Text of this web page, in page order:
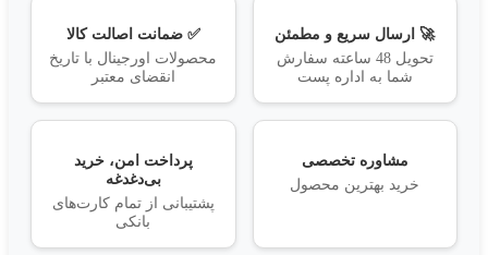
🚀 ارسال سریع و مطمئن
تحویل 48 ساعته سفارش
شما به اداره پست
✅ ضمانت اصالت کالا
محصولات اورجینال با تاریخ
انقضای معتبر
مشاوره تخصصی
خرید بهترین محصول
پرداخت امن، خرید
بی‌دغدغه
پشتیبانی از تمام کارت‌های
بانکی